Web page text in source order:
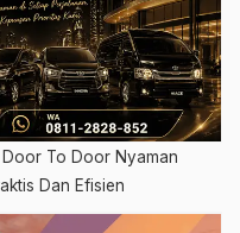
To Door Nyaman
Dan Efisien